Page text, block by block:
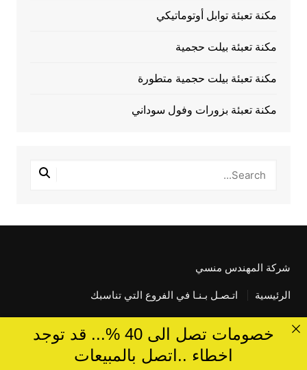
مكنة تعبئة توابل أوتوماتيكي
مكنة تعبئة بيلت حجمية
مكنة تعبئة بيلت حجمية متطورة
مكنة تعبئة بزورات وفول سوداني
شركة المهندس منسي
الرئيسية اتـصـل بـنـا في الفروع التي تناسبك
خصومات تصل الى 40 %... قد توجد
اخطاء ..اتصل بالمبيعات